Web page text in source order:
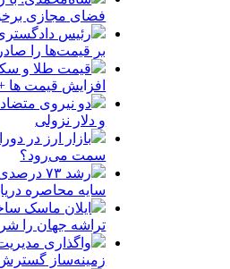
فضای مجازی
رئیس
بر قیمت‌ها را
افزایش قیمت ها
دو نیروی
و دلار نزولی
بازار ارز در
سمت می‌رود؟
رشد ۷۳
سایه محاصره
ایلان ماسک
تراشه جهان را
واگذاری
زمینه‌ساز